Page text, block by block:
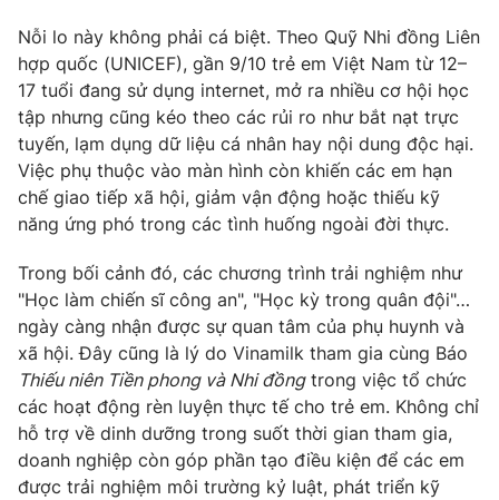
THỜI BÁO VTV
Theo dõi báo trên
Cơ quan chủ quản:Đài Truyền hình Việt Nam
Cơ quan báo chí: Thời báo VTV
cấp ngày 29/12/2023
Tổng Biên tập:Vũ Thanh Thủy
Phó Tổng Biên tập:Nguyễn Thị Mỹ Hạnh, Phạm Quốc Thắng,
Nguyễn Trọng Ninh
Tổng đài VTV:024.38 355 931 - 024.38 355 932
Ðiện thoại Thời báo VTV:024.66 897 897
Email:toasoan@vtv.vn
Liên hệ quảng cáo:
024-7300.7108
Nỗi lo này không phải cá biệt. Theo Quỹ Nhi đồng Liên
hợp quốc (UNICEF), gần 9/10 trẻ em Việt Nam từ 12–
17 tuổi đang sử dụng internet, mở ra nhiều cơ hội học
tập nhưng cũng kéo theo các rủi ro như bắt nạt trực
tuyến, lạm dụng dữ liệu cá nhân hay nội dung độc hại.
Việc phụ thuộc vào màn hình còn khiến các em hạn
chế giao tiếp xã hội, giảm vận động hoặc thiếu kỹ
năng ứng phó trong các tình huống ngoài đời thực.
Trong bối cảnh đó, các chương trình trải nghiệm như
"Học làm chiến sĩ công an", "Học kỳ trong quân đội"…
ngày càng nhận được sự quan tâm của phụ huynh và
xã hội. Đây cũng là lý do Vinamilk tham gia cùng Báo
Thiếu niên Tiền phong và Nhi đồngtrong việc tổ chức
các hoạt động rèn luyện thực tế cho trẻ em. Không chỉ
hỗ trợ về dinh dưỡng trong suốt thời gian tham gia,
doanh nghiệp còn góp phần tạo điều kiện để các em
được trải nghiệm môi trường kỷ luật, phát triển kỹ